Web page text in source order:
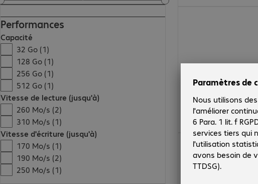
Performances
Capacité
32 Go (1)
128 Go (1)
256 Go (1)
512 Go (1)
Vitesse de lecture (jusqu'à)
260 Mo/s (2)
310 Mo/s (1)
Vitesse d'écriture (jusqu'à)
170 Mo/s (1)
190 Mo/s (2)
250 Mo/s (1)
258,99 €